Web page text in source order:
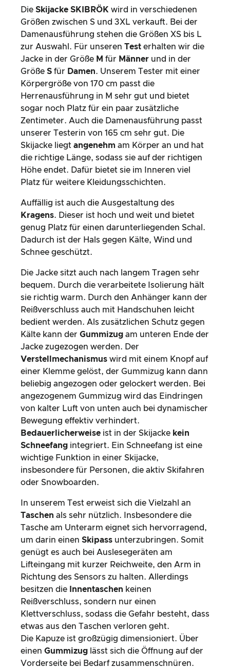
Die Skijacke SKIBRÖK wird in verschiedenen
Größen zwischen S und 3XL verkauft. Bei der
Damenausführung stehen die Größen XS bis L
zur Auswahl. Für unseren Test erhalten wir die
Jacke in der Größe M für Männer und in der
Größe S für Damen. Unserem Tester mit einer
Körpergröße von 170 cm passt die
Herrenausführung in M sehr gut und bietet
sogar noch Platz für ein paar zusätzliche
Zentimeter. Auch die Damenausführung passt
unserer Testerin von 165 cm sehr gut. Die
Skijacke liegt angenehm am Körper an und hat
die richtige Länge, sodass sie auf der richtigen
Höhe endet. Dafür bietet sie im Inneren viel
Platz für weitere Kleidungsschichten.
Auffällig ist auch die Ausgestaltung des
Kragens. Dieser ist hoch und weit und bietet
genug Platz für einen darunterliegenden Schal.
Dadurch ist der Hals gegen Kälte, Wind und
Schnee geschützt.
Die Jacke sitzt auch nach langem Tragen sehr
bequem. Durch die verarbeitete Isolierung hält
sie richtig warm. Durch den Anhänger kann der
Reißverschluss auch mit Handschuhen leicht
bedient werden. Als zusätzlichen Schutz gegen
Kälte kann der Gummizug am unteren Ende der
Jacke zugezogen werden. Der
Verstellmechanismus wird mit einem Knopf auf
einer Klemme gelöst, der Gummizug kann dann
beliebig angezogen oder gelockert werden. Bei
angezogenem Gummizug wird das Eindringen
von kalter Luft von unten auch bei dynamischer
Bewegung effektiv verhindert.
Bedauerlicherweise ist in der Skijacke kein
Schneefang integriert. Ein Schneefang ist eine
wichtige Funktion in einer Skijacke,
insbesondere für Personen, die aktiv Skifahren
oder Snowboarden.
In unserem Test erweist sich die Vielzahl an
Taschen als sehr nützlich. Insbesondere die
Tasche am Unterarm eignet sich hervorragend,
um darin einen Skipass unterzubringen. Somit
genügt es auch bei Auslesegeräten am
Lifteingang mit kurzer Reichweite, den Arm in
Richtung des Sensors zu halten. Allerdings
besitzen die
Innentaschen keinen
Reißverschluss, sondern nur einen
Klettverschluss, sodass die Gefahr besteht, dass
etwas aus den Taschen verloren geht.
Die Kapuze ist großzügig dimensioniert. Über
einen Gummizug lässt sich die Öffnung auf der
Vorderseite bei Bedarf zusammenschnüren.